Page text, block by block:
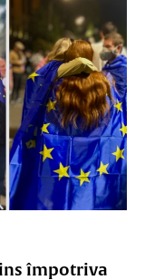
împotriva